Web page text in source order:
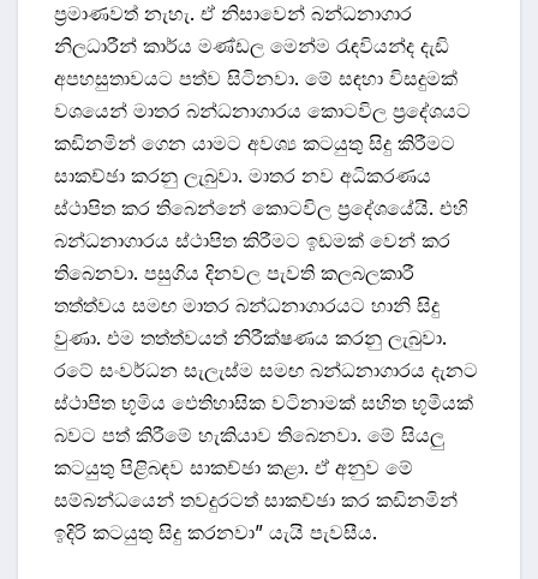
ප්‍රමාණවත් නැහැ. ඒ නිසාවෙන් බන්ධනාගාර
නිලධාරීන් කාර්ය මණ්ඩල මෙන්ම රැඳවියන්ද දැඩි
අපහසුතාවයට පත්ව සිටිනවා. මේ සඳහා විසදුමක්
වශයෙන් මාතර බන්ධනාගාරය කොටවිල ප්‍රදේශයට
කඩිනමින් ගෙන යාමට අවශ්‍ය කටයුතු සිදු කිරීමට
සාකච්ඡා කරනු ලැබුවා. මාතර නව අධිකරණය
ස්ථාපිත කර තිබෙන්නේ කොටවිල ප්‍රදේශයේයි. එහි
බන්ධනාගාරය ස්ථාපිත කිරීමට ඉඩමක් වෙන් කර
තිබෙනවා. පසුගිය දිනවල පැවති කලබලකාරී
තත්ත්වය සමඟ මාතර බන්ධනාගාරයට හානි සිදු
වුණා. එම තත්ත්වයත් නිරීක්ෂණය කරනු ලැබුවා.
රටේ සංවර්ධන සැලැස්ම සමඟ බන්ධනාගාරය දැනට
ස්ථාපිත භූමිය ‌ඵෙතිහාසික වටිනාමක් සහිත භූමීයක්
බවට පත් කිරීමේ හැකියාව තිබෙනවා. මේ සියලු
කටයුතු පිළිබඳව සාකච්ඡා කළා. ඒ අනුව මේ
සම්බන්ධයෙන් තවදුරටත් සාකච්ඡා කර කඩිනමින්
ඉදිරි කටයුතු සිදු කරනවා” යැයි පැවසීය.